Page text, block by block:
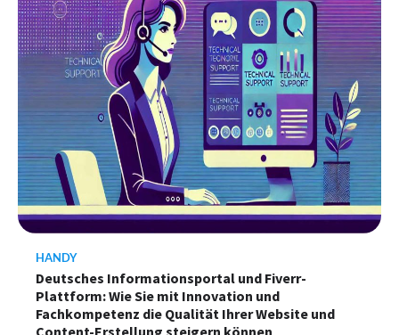
HANDY
Deutsches Informationsportal und Fiverr-
Plattform: Wie Sie mit Innovation und
Fachkompetenz die Qualität Ihrer Website und